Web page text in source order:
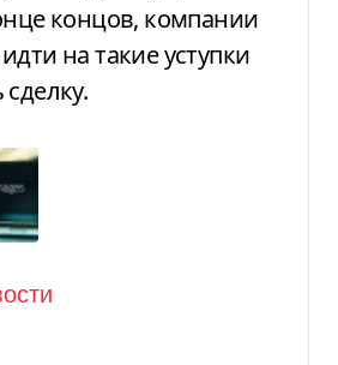
концов, компании
на такие уступки